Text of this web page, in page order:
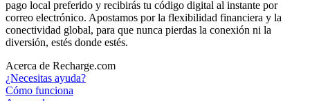
pago local preferido y recibirás tu código digital al instante por
correo electrónico. Apostamos por la flexibilidad financiera y la
conectividad global, para que nunca pierdas la conexión ni la
diversión, estés donde estés.
Acerca de Recharge.com
¿Necesitas ayuda?
Cómo funciona